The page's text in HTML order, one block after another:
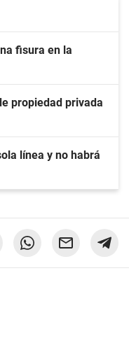
fisura en la
propiedad privada
línea y no habrá